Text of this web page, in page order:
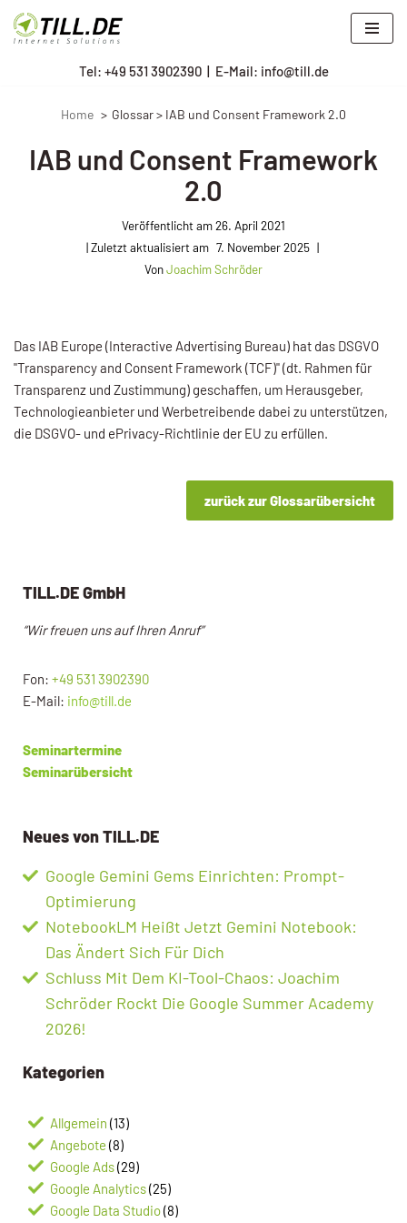
Zum
Tel: +49 531 3902390| E-Mail: info@till.de
Home Glossar > IAB und Consent Framework 2.0
IAB und Consent Framework
2.0
Veröffentlicht am26. April 2021
7. November 2025
VonJoachim Schröder
Das IAB Europe (Interactive Advertising Bureau) hat das DSGVO
"Transparency and Consent Framework (TCF)" (dt. Rahmen für
Transparenz und Zustimmung) geschaffen, um Herausgeber,
Technologieanbieter und Werbetreibende dabei zu unterstützen,
die DSGVO- und ePrivacy-Richtlinie der EU zu erfüllen.
zurück zur Glossarübersicht
TILL.DE GmbH
“Wir freuen uns auf Ihren Anruf”
Fon: +49 531 3902390
E-Mail: info@till.de
Seminartermine
Seminarübersicht
Neues von TILL.DE
Google Gemini Gems Einrichten: Prompt-
Optimierung
NotebookLM Heißt Jetzt Gemini Notebook:
Das Ändert Sich Für Dich
Schluss Mit Dem KI-Tool-Chaos: Joachim
Schröder Rockt Die Google Summer Academy
2026!
Kategorien
Allgemein (13)
Angebote (8)
Google Ads(29)
Google Analytics(25)
Google Data Studio(8)